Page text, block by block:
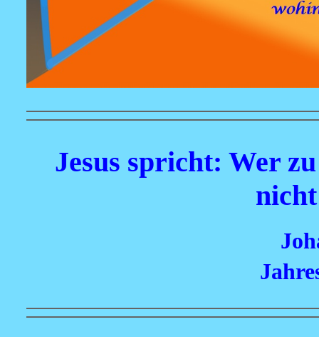
Jesus spricht: Wer